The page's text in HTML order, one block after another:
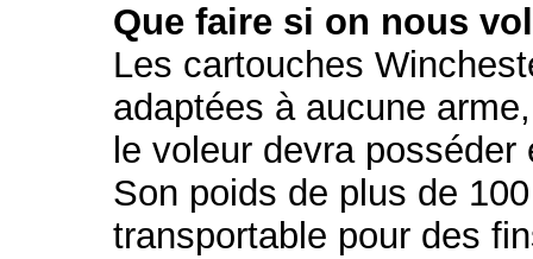
Que faire si on nous
Les cartouches
adaptées à aucune
le voleur devra
Son poids de plus de
transportable pour des